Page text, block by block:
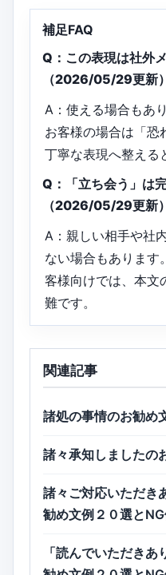
補足FAQ
Q：この表現は社外
（2026/05/29更新）
A：使える場合もあ
お客様の場合は「恐
丁寧な表現へ整える
Q：「立ち会う」は
（2026/05/29更新）
A：親しい相手や社
ない場合もあります
客様向けでは、本文
難です。
関連記事
諸処の事情のお勧め
諸々承知しましたの
諸々ご対応いただき
勧め文例２０選と
「読んでいただき